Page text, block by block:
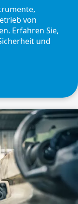
von
Erfahren Sie,
und